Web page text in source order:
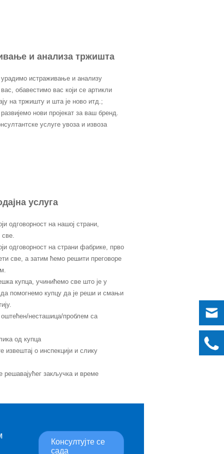
и анализа тржишта
истраживање и анализу
обавестимо вас који се артикли
на тржишту и шта је ново итд.;
нови пројекат за ваш бренд.
услуге увоза и извоза
услуга
одговорност на нашој страни,
све.
одговорност на страни фабрике, прво
све, а затим ћемо решити преговоре
купца, учинићемо све што је у
помогнемо купцу да је реши и смањи
несташица/проблем са
од купца
извештај о инспекцији и слику
решавајућег закључка и време
Консултујте се
сада